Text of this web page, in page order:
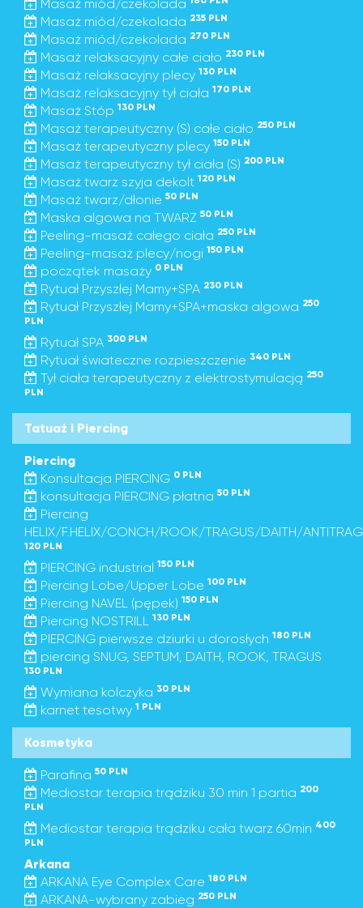
Masaż miód/czekolada
Masaż miód/czekolada 235 PLN
Masaż miód/czekolada 270 PLN
Masaż relaksacyjny całe ciało 230 PLN
Masaż relaksacyjny plecy 130 PLN
Masaż relaksacyjny tył ciała 170 PLN
Masaż Stóp 130 PLN
Masaż terapeutyczny (S) całe ciało 250 PLN
Masaż terapeutyczny plecy 150 PLN
Masaż terapeutyczny tył ciała (S) 200 PLN
Masaż twarz szyja dekolt 120 PLN
Masaż twarz/dłonie 50 PLN
Maska algowa na TWARZ 50 PLN
Peeling-masaż całego ciała 250 PLN
Peeling-masaż plecy/nogi 150 PLN
początek masaży 0 PLN
Rytuał Przyszłej Mamy+SPA 230 PLN
Rytuał Przyszłej Mamy+SPA+maska algowa 250
PLN
Rytuał SPA 300 PLN
Rytuał świateczne rozpieszczenie 340 PLN
Tył ciała terapeutyczny z elektrostymulacją 250
PLN
Tatuaż i Piercing
Piercing
Konsultacja PIERCING 0 PLN
konsultacja PIERCING płatna 50 PLN
Piercing
HELIX/F.HELIX/CONCH/ROOK/TRAGUS/DAITH/
120 PLN
PIERCING industrial 150 PLN
Piercing Lobe/Upper Lobe 100 PLN
Piercing NAVEL (pępek) 150 PLN
Piercing NOSTRILL 130 PLN
PIERCING pierwsze dziurki u dorosłych 180 PLN
piercing SNUG, SEPTUM, DAITH, ROOK, TRAGUS
130 PLN
Wymiana kolczyka 30 PLN
karnet tesotwy 1 PLN
Kosmetyka
Parafina 50 PLN
Mediostar terapia trądziku 30 min 1 partia 200
PLN
Mediostar terapia trądziku cała twarz 60min 400
PLN
Arkana
ARKANA Eye Complex Care 180 PLN
ARKANA-wybrany zabieg 250 PLN